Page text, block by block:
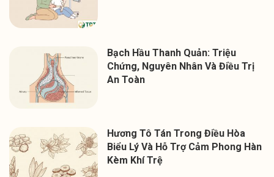
Bạch Hầu Thanh Quản: Triệu
Chứng, Nguyên Nhân Và Điều Trị
An Toàn
Hương Tô Tán Trong Điều Hòa
Biểu Lý Và Hỗ Trợ Cảm Phong Hàn
Kèm Khí Trệ